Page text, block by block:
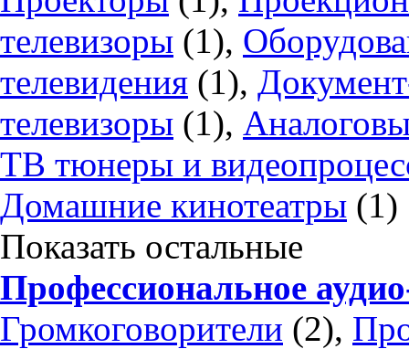
телевизоры (1),
телевидения (1),
телевизоры (1),
ТВ тюнеры и
Домашние кинотеатры (1)
Показать остальные
Профессиональное
Громкоговорители (2),